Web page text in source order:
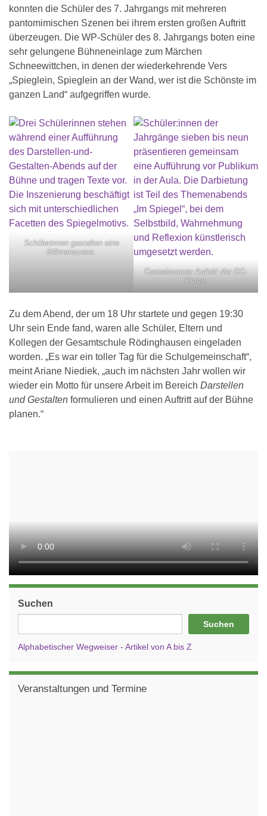
konnten die Schüler des 7. Jahrgangs mit mehreren
pantomimischen Szenen bei ihrem ersten großen Auftritt
überzeugen. Die WP-Schüler des 8. Jahrgangs boten eine
sehr gelungene Bühneneinlage zum Märchen
Schneewittchen, in denen der wiederkehrende Vers
„Spieglein, Spieglein an der Wand, wer ist die Schönste im
ganzen Land“ aufgegriffen wurde.
Schülerinnen gestalten eine
Bühnenszene.
Gemeinsamer Auftritt der DG-
Kurse.
Zu dem Abend, der um 18 Uhr startete und gegen 19:30
Uhr sein Ende fand, waren alle Schüler, Eltern und
Kollegen der Gesamtschule Rödinghausen eingeladen
worden. „Es war ein toller Tag für die Schulgemeinschaft“,
meint Ariane Niediek, „auch im nächsten Jahr wollen wir
wieder ein Motto für unsere Arbeit im Bereich Darstellen
und Gestalten formulieren und einen Auftritt auf der Bühne
planen.“
Suchen
Suchen
Alphabetischer Wegweiser - Artikel von A bis Z
Veranstaltungen und Termine